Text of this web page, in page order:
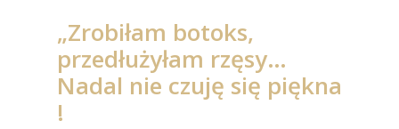
„Zrobiłam botoks,
przedłużyłam rzęsy…
Nadal nie czuję się piękna
!